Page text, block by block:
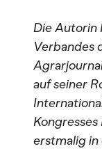
Die Autorin
Verbandes
auf seiner
erstmalig in